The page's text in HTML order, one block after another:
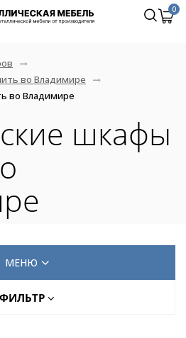
0
во Владимире
во Владимире
шкафы
МЕНЮ
СЛК
ФИЛЬТР